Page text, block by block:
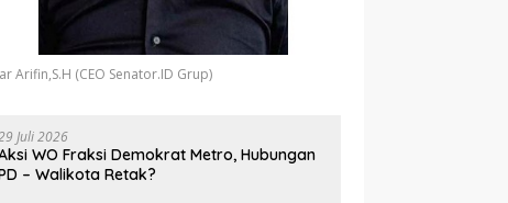
Arifin,S.H (CEO Senator.ID Grup)
Juli 2026
WO Fraksi Demokrat Metro, Hubungan
– Walikota Retak?